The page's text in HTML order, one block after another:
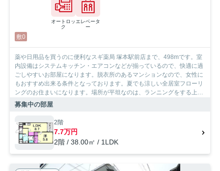
オートロッ
ク
エレベータ
ー
敷0
薬や日用品を買うのに便利なスギ薬局 塚本駅前店まで、498mです。室
内設備はシステムキッチン・エアコンなどが揃っているので、快適に過
ごしやすいお部屋になります。脱衣所のあるマンションなので、女性に
もおすすめ出来る条件となっております。夏でも涼しい全居室フローリ
ングのお住まいになります。場所が平坦なのは、ランニングをする上で
抑えたいポイントですね。当社では東海道本線塚本周辺の賃貸情報を数
募集中の部屋
2階
7.7万円
2階 / 38.00㎡ / 1LDK